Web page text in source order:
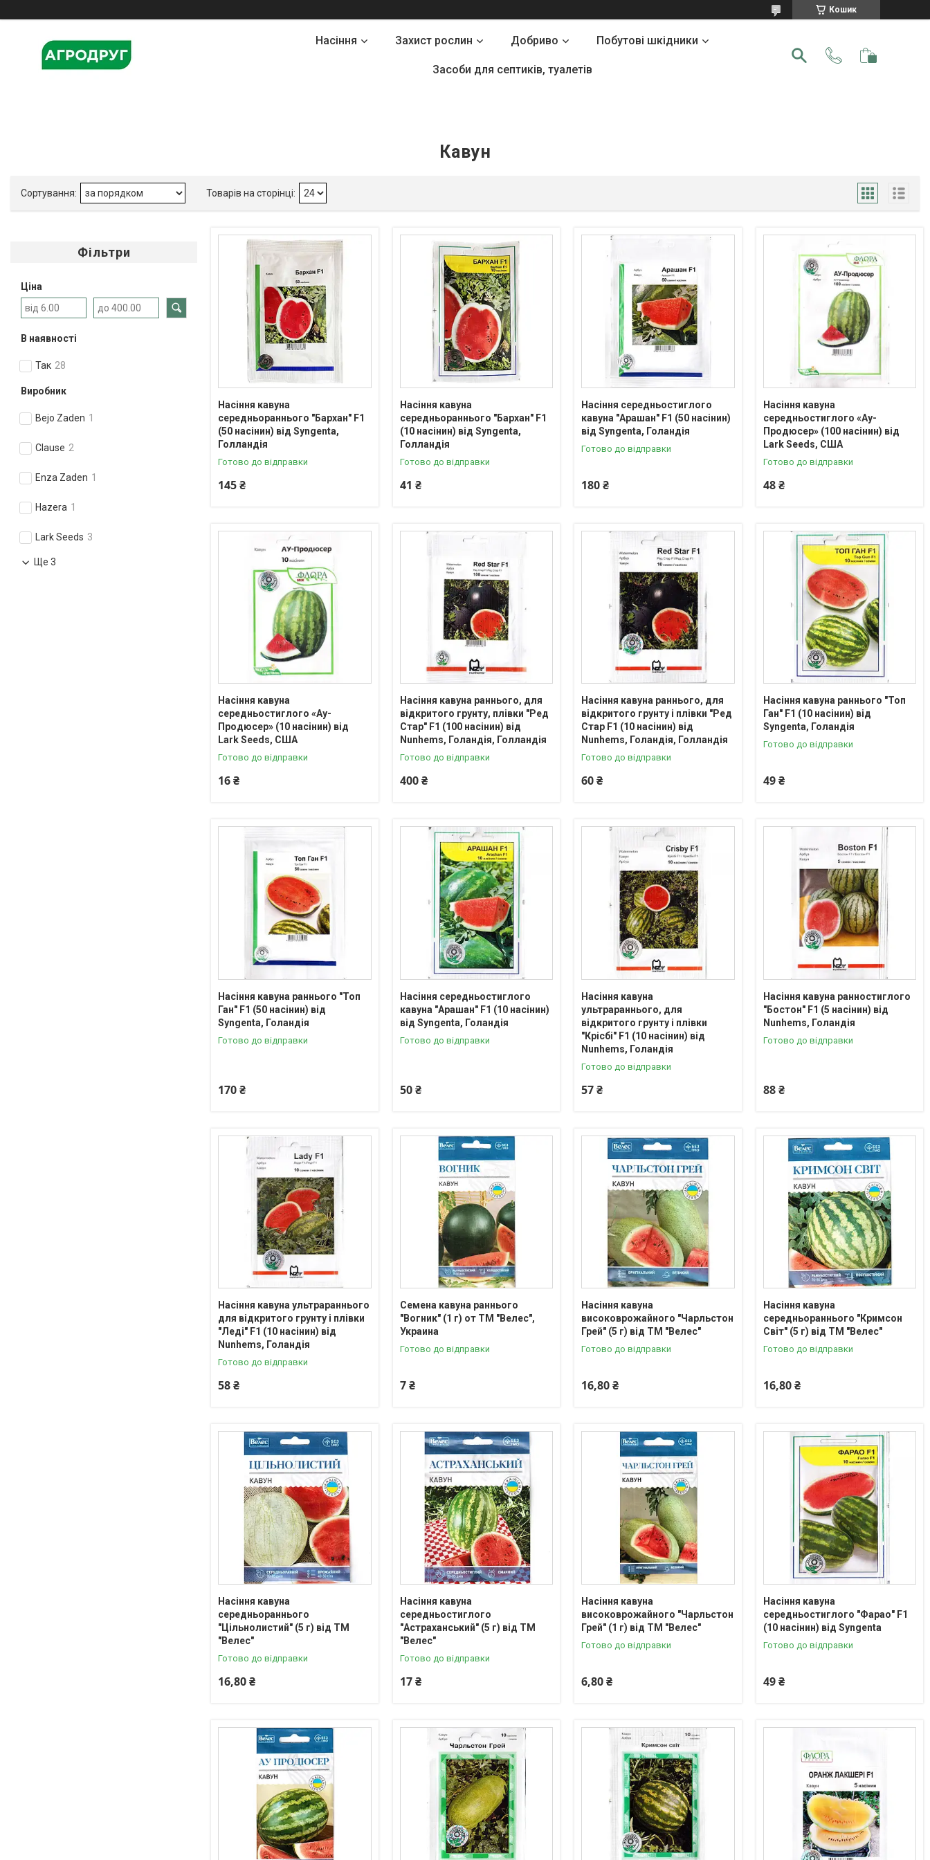
Кошик
Насіння Захист рослин Добриво Побутові шкідники
Засоби для септиків, туалетів
Кавун
Фільтри
Ціна
В наявності
Так 28
Виробник
Bejo Zaden 1
Clause 2
Enza Zaden 1
Hazera 1
Lark Seeds 3
Ще 3
Насіння кавуна
середньораннього "Бархан" F1
(50 насінин) від Syngenta,
Голландія
Готово до відправки
145 ₴
Насіння кавуна
середньораннього "Бархан" F1
(10 насінин) від Syngenta,
Голландія
Готово до відправки
41 ₴
Насіння середньостиглого
кавуна "Арашан" F1 (50 насінин)
від Syngenta, Голандія
Готово до відправки
180 ₴
Насіння кавуна
середньостиглого «Ау-
Продюсер» (100 насінин) від
Lark Seeds, США
Готово до відправки
48 ₴
Насіння кавуна
середньостиглого «Ау-
Продюсер» (10 насінин) від
Lark Seeds, США
Готово до відправки
16 ₴
Насіння кавуна раннього, для
відкритого грунту, плівки "Ред
Стар" F1 (100 насінин) від
Nunhems, Голандія, Голландія
Готово до відправки
400 ₴
Насіння кавуна раннього, для
відкритого грунту і плівки "Ред
Стар F1 (10 насінин) від
Nunhems, Голандія, Голландія
Готово до відправки
60 ₴
Насіння кавуна раннього "Топ
Ган" F1 (10 насінин) від
Syngenta, Голандія
Готово до відправки
49 ₴
Насіння кавуна раннього "Топ
Ган" F1 (50 насінин) від
Syngenta, Голандія
Готово до відправки
170 ₴
Насіння середньостиглого
кавуна "Арашан" F1 (10 насінин)
від Syngenta, Голандія
Готово до відправки
50 ₴
Насіння кавуна
ультрараннього, для
відкритого грунту і плівки
"Крісбі" F1 (10 насінин) від
Nunhems, Голандія
Готово до відправки
57 ₴
Насіння кавуна ранностиглого
"Бостон" F1 (5 насінин) від
Nunhems, Голандія
Готово до відправки
88 ₴
Насіння кавуна ультрараннього
для відкритого грунту і плівки
"Леді" F1 (10 насінин) від
Nunhems, Голандія
Готово до відправки
58 ₴
Семена кавуна раннього
"Вогник" (1 г) от ТМ "Велес",
Украина
Готово до відправки
7 ₴
Насіння кавуна
високоврожайного "Чарльстон
Грей" (5 г) від ТМ "Велес"
Готово до відправки
16,80 ₴
Насіння кавуна
середньораннього "Кримсон
Світ" (5 г) від ТМ "Велес"
Готово до відправки
16,80 ₴
Насіння кавуна
середньораннього
"Цільнолистий" (5 г) від ТМ
"Велес"
Готово до відправки
16,80 ₴
Насіння кавуна
середньостиглого
"Астраханський" (5 г) від ТМ
"Велес"
Готово до відправки
17 ₴
Насіння кавуна
високоврожайного "Чарльстон
Грей" (1 г) від ТМ "Велес"
Готово до відправки
6,80 ₴
Насіння кавуна
середньостиглого "Фарао" F1
(10 насінин) від Syngenta
Готово до відправки
49 ₴